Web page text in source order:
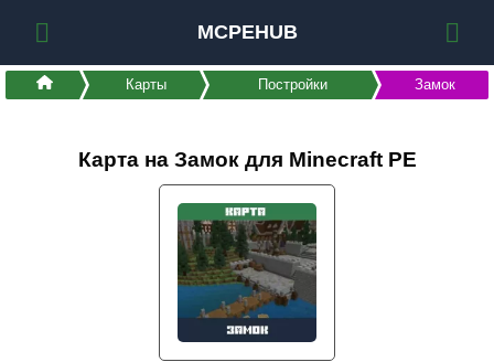
MCPEHUB
Карты Постройки Замок
Карта на Замок для Minecraft PE